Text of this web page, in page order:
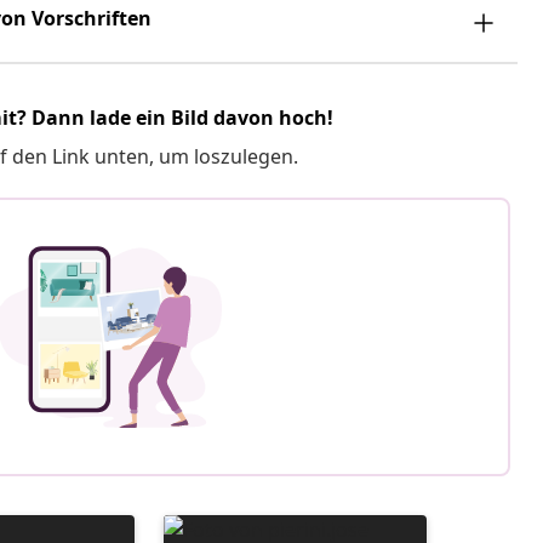
Vorschriften
Dann lade ein Bild davon hoch!
den Link unten, um loszulegen.